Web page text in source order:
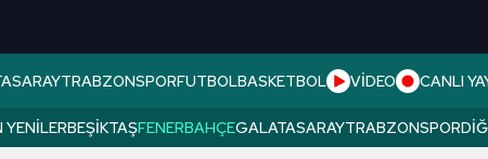
TRABZONSPORFUTBOLBASKETBOL VİDEO CANLI
YENILERBEŞIKTAŞFENERBAHÇEGALATASARAYTRABZONSPOR